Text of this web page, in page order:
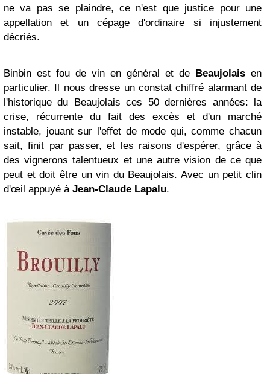
ne va pas se plaindre, ce n'est que justice pour une
appellation et un cépage d'ordinaire si injustement
décriés.
Binbin est fou de vin en général et de Beaujolais en
particulier. Il nous dresse un constat chiffré alarmant de
l'historique du Beaujolais ces 50 dernières années: la
crise, récurrente du fait des excès et d'un marché
instable, jouant sur l'effet de mode qui, comme chacun
sait, finit par passer, et les raisons d'espérer, grâce à
des vignerons talentueux et une autre vision de ce que
peut et doit être un vin du Beaujolais. Avec un petit clin
d'œil appuyé à Jean-Claude Lapalu.